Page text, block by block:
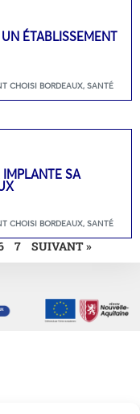
ÉTABLISSEMENT
CHOISI BORDEAUX, SANTÉ
SA
CHOISI BORDEAUX, SANTÉ
7 SUIVANT »